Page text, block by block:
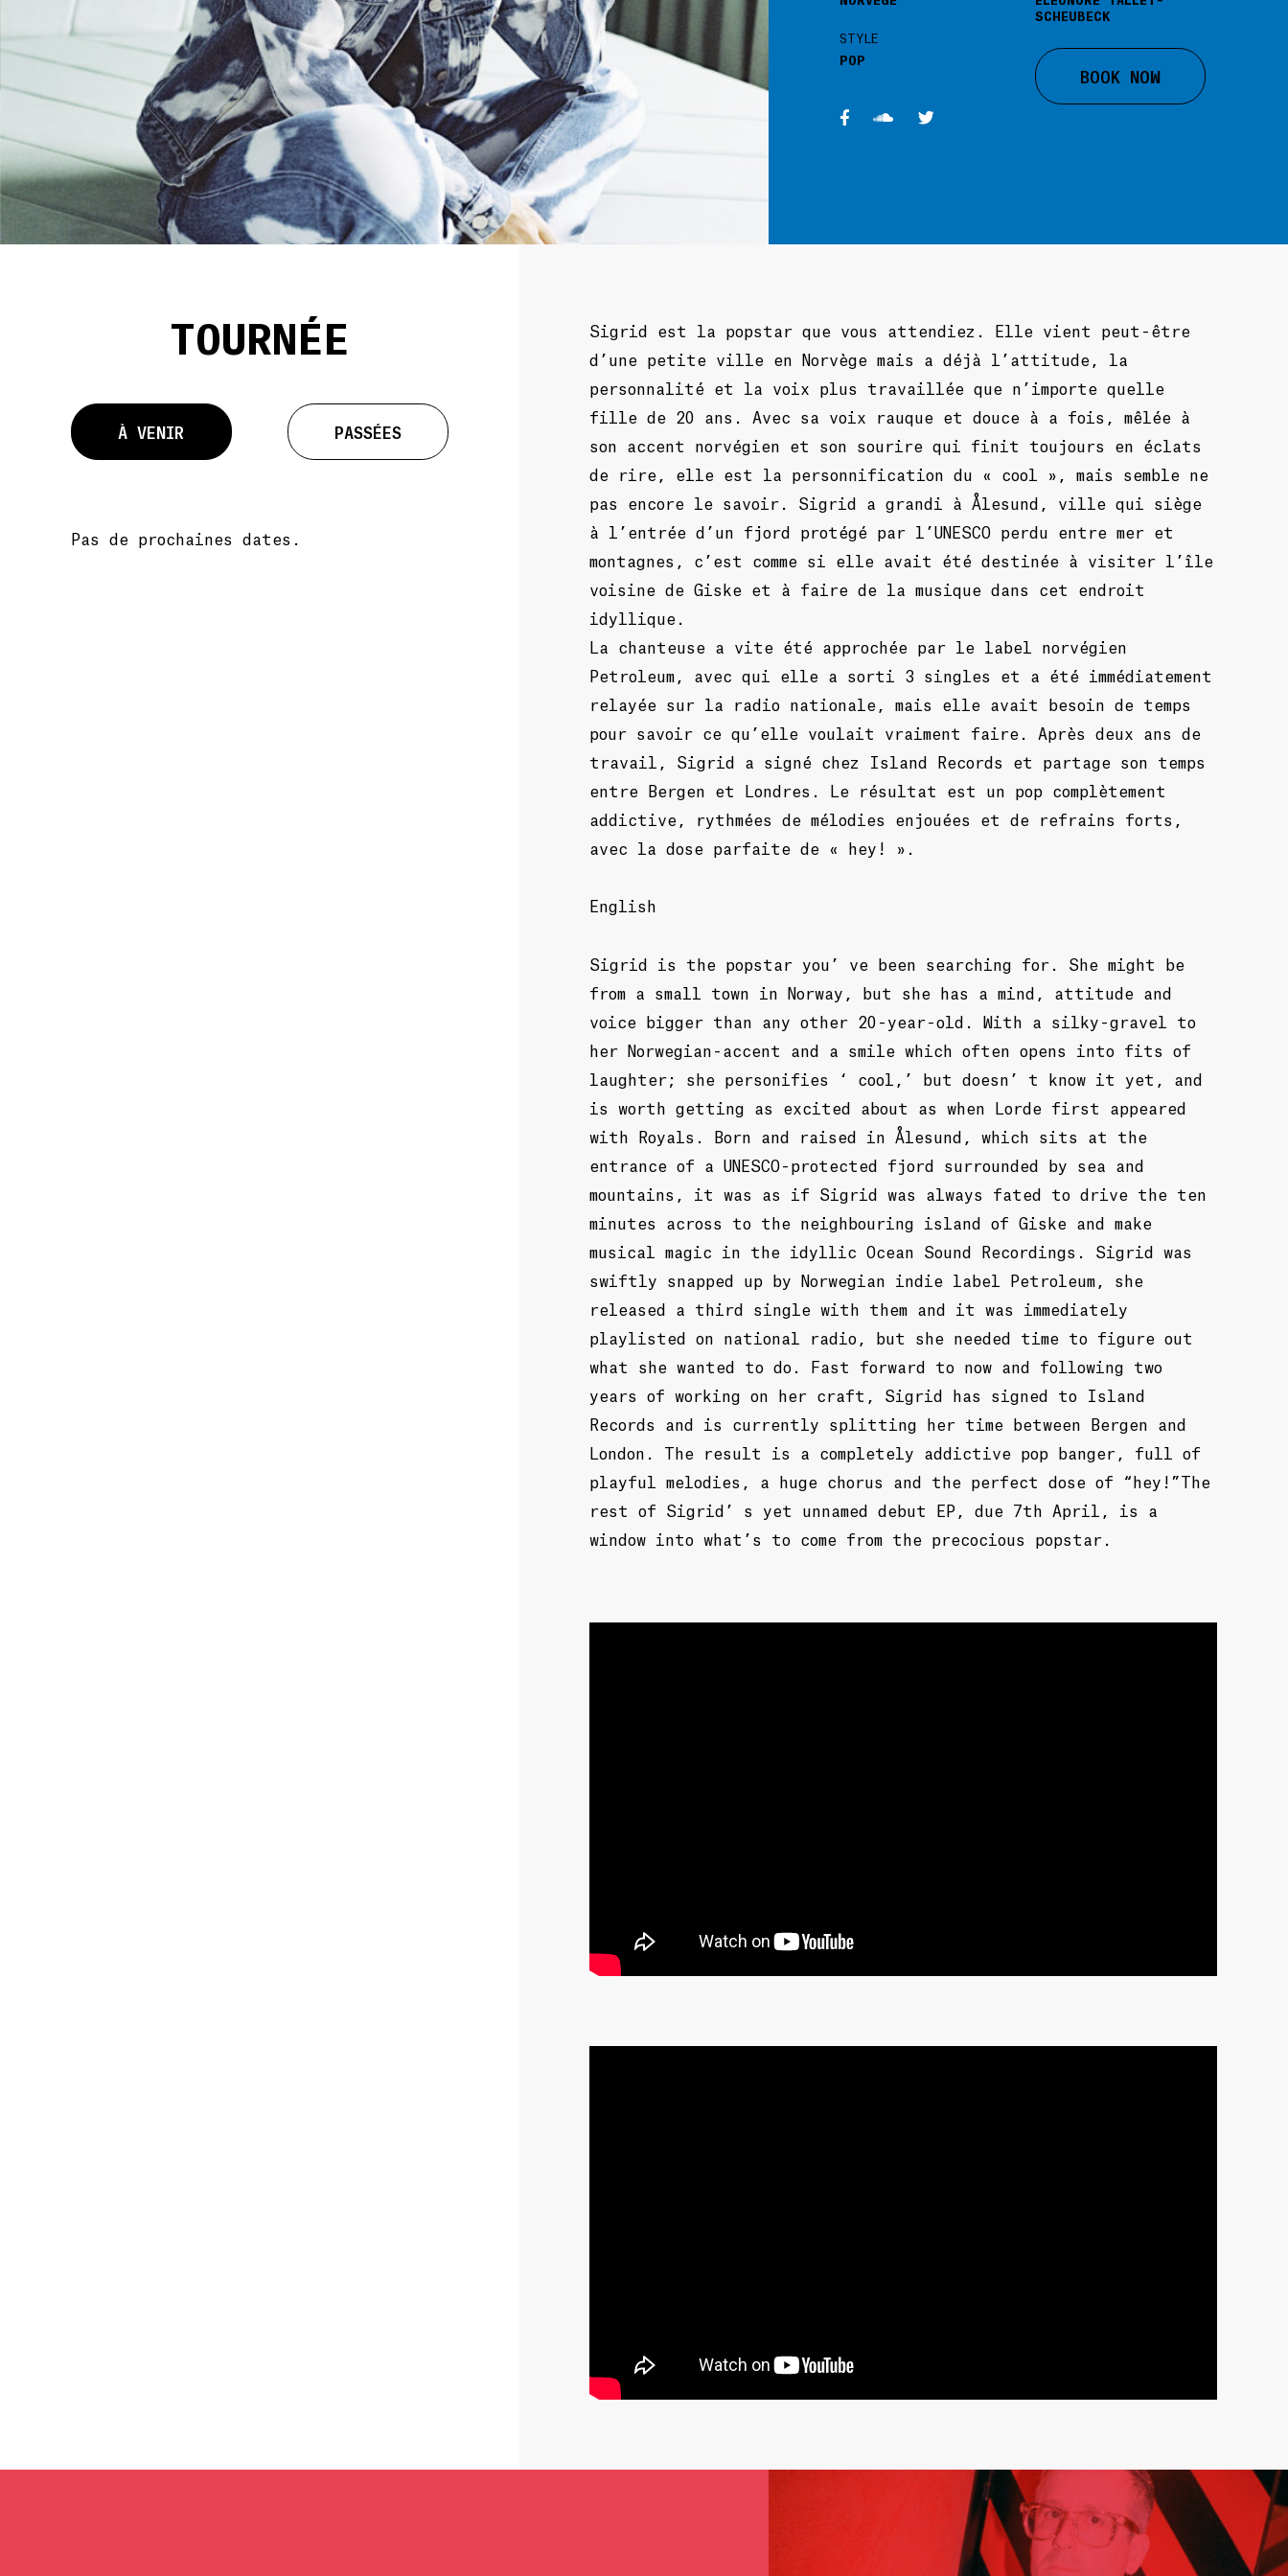
STYLE
POP
SCHEUBECK
BOOK NOW
TOURNÉE
À VENIR PASSÉES
Pas de prochaines dates.
Sigrid est la popstar que vous attendiez. Elle vient peut-être
d’une petite ville en Norvège mais a déjà l’attitude, la
personnalité et la voix plus travaillée que n’importe quelle
fille de 20 ans. Avec sa voix rauque et douce à a fois, mêlée à
son accent norvégien et son sourire qui finit toujours en éclats
de rire, elle est la personnification du « cool », mais semble ne
pas encore le savoir. Sigrid a grandi à Ålesund, ville qui siège
à l’entrée d’un fjord protégé par l’UNESCO perdu entre mer et
montagnes, c’est comme si elle avait été destinée à visiter l’île
voisine de Giske et à faire de la musique dans cet endroit
idyllique.
La chanteuse a vite été approchée par le label norvégien
Petroleum, avec qui elle a sorti 3 singles et a été immédiatement
relayée sur la radio nationale, mais elle avait besoin de temps
pour savoir ce qu’elle voulait vraiment faire. Après deux ans de
travail, Sigrid a signé chez Island Records et partage son temps
entre Bergen et Londres. Le résultat est un pop complètement
addictive, rythmées de mélodies enjouées et de refrains forts,
avec la dose parfaite de « hey! ».
English
Sigrid is the popstar you’ ve been searching for. She might be
from a small town in Norway, but she has a mind, attitude and
voice bigger than any other 20-year-old. With a silky-gravel to
her Norwegian-accent and a smile which often opens into fits of
laughter; she personifies ‘ cool,’ but doesn’ t know it yet, and
is worth getting as excited about as when Lorde first appeared
with Royals. Born and raised in Ålesund, which sits at the
entrance of a UNESCO-protected fjord surrounded by sea and
mountains, it was as if Sigrid was always fated to drive the ten
minutes across to the neighbouring island of Giske and make
musical magic in the idyllic Ocean Sound Recordings. Sigrid was
swiftly snapped up by Norwegian indie label Petroleum, she
released a third single with them and it was immediately
playlisted on national radio, but she needed time to figure out
what she wanted to do. Fast forward to now and following two
years of working on her craft, Sigrid has signed to Island
Records and is currently splitting her time between Bergen and
London. The result is a completely addictive pop banger, full of
playful melodies, a huge chorus and the perfect dose of “hey!”The
rest of Sigrid’ s yet unnamed debut EP, due 7th April, is a
window into what’s to come from the precocious popstar.